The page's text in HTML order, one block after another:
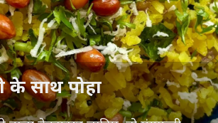
मूंगफली के साथ पोहा